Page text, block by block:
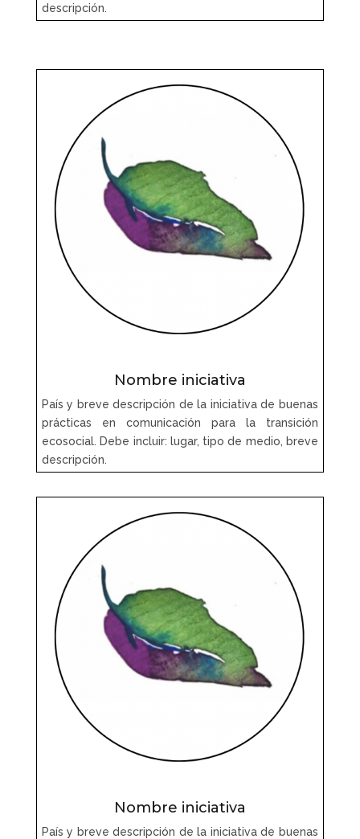
descripción.
Nombre iniciativa
País y breve descripción de la iniciativa de buenas
prácticas en comunicación para la transición
ecosocial. Debe incluir: lugar, tipo de medio, breve
descripción.
Nombre iniciativa
País y breve descripción de la iniciativa de buenas